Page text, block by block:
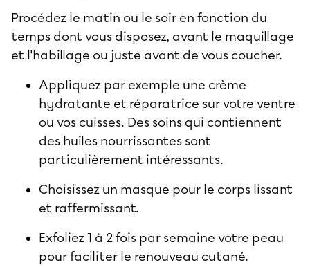
Procédez le matin ou le soir en fonction du
temps dont vous disposez, avant le maquillage
et l'habillage ou juste avant de vous coucher.
Appliquez par exemple une crème
hydratante et réparatrice sur votre ventre
ou vos cuisses. Des soins qui contiennent
des huiles nourrissantes sont
particulièrement intéressants.
Choisissez un masque pour le corps lissant
et raffermissant.
Exfoliez 1 à 2 fois par semaine votre peau
pour faciliter le renouveau cutané.